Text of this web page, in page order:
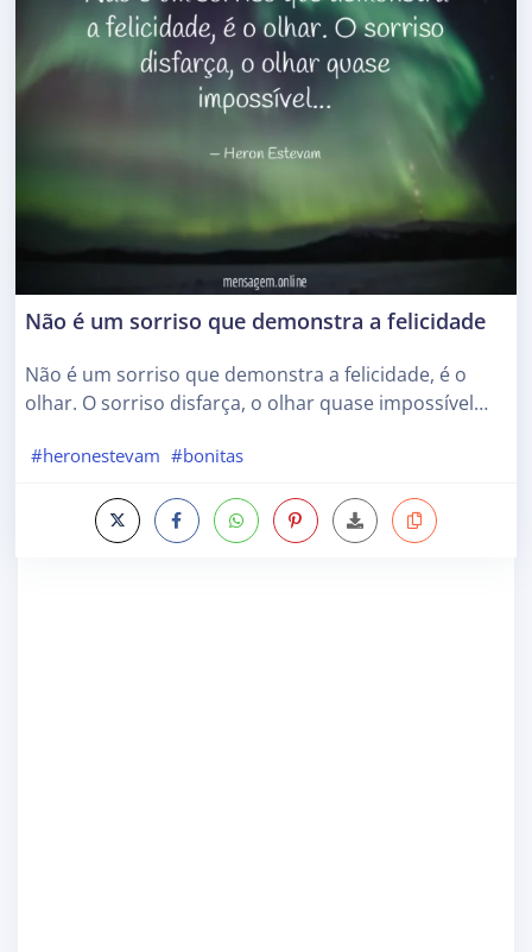
Não é um sorriso que demonstra a felicidade
Não é um sorriso que demonstra a felicidade, é o
olhar. O sorriso disfarça, o olhar quase impossível…
#heronestevam #bonitas